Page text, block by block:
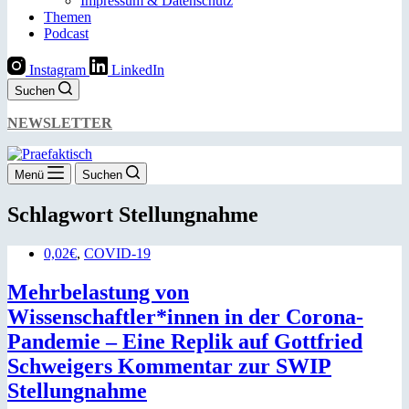
Themen
Podcast
Instagram LinkedIn
Suchen
NEWSLETTER
Menü Suchen
Schlagwort Stellungnahme
0,02€, COVID-19
Mehrbelastung von
Wissenschaftler*innen in der Corona-
Pandemie – Eine Replik auf Gottfried
Schweigers Kommentar zur SWIP
Stellungnahme